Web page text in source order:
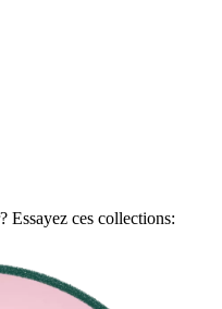
Essayez ces collections: